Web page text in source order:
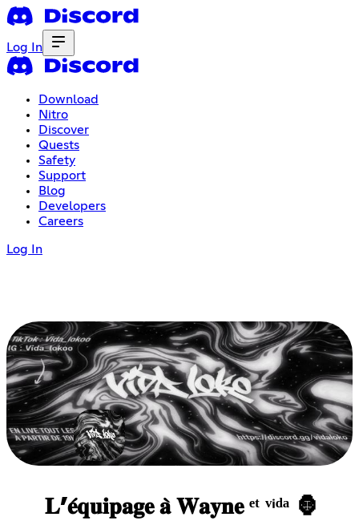
Log In
Download
Nitro
Discover
Quests
Safety
Support
Blog
Developers
Careers
Log In
𝐋’𝐞́𝐪𝐮𝐢𝐩𝐚𝐠𝐞 𝐚̀ 𝐖𝐚𝐲𝐧𝐞 ᵉᵗ ᵛⁱᵈᵃ 🦍